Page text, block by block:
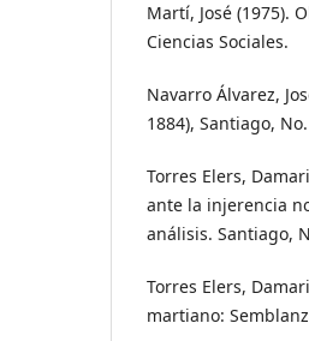
Martí, José (1975).
Ciencias Sociales.
Navarro Álvarez,
1884), Santiago,
Torres Elers,
ante la injerencia
análisis. Santiago,
Torres Elers,
martiano: